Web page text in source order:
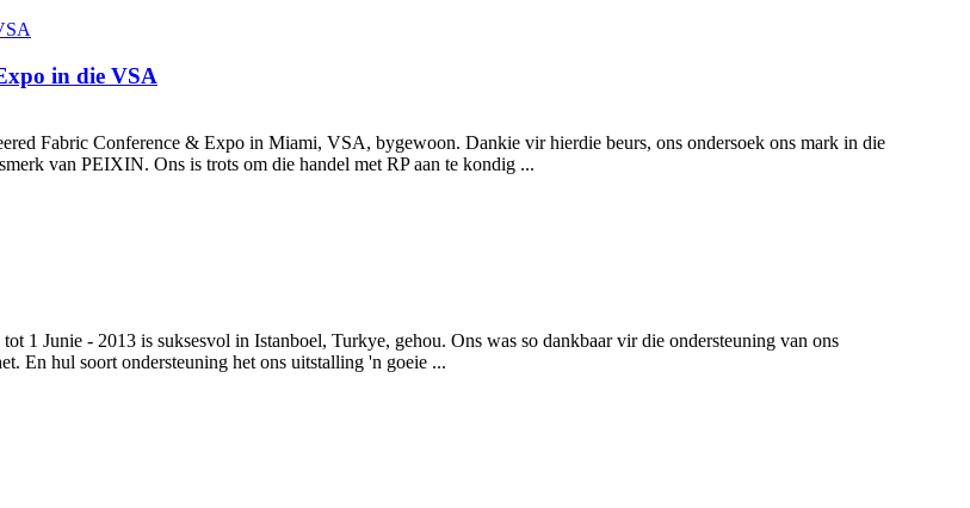
in die VSA
Fabric Conference & Expo in Miami, VSA, bygewoon. Dankie vir hierdie beurs, ons ondersoek ons ​​mark in die
van PEIXIN. Ons is trots om die handel met RP aan te kondig ...
1 Junie - 2013 is suksesvol in Istanboel, Turkye, gehou. Ons was so dankbaar vir die ondersteuning van ons
En hul soort ondersteuning het ons uitstalling 'n goeie ...